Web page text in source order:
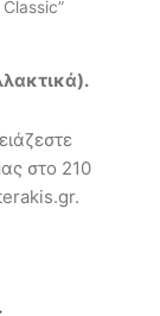
στο 210